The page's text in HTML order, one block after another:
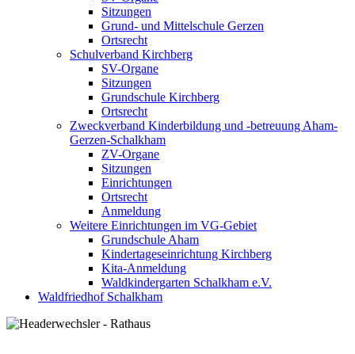
Sitzungen
Grund- und Mittelschule Gerzen
Ortsrecht
Schulverband Kirchberg
SV-Organe
Sitzungen
Grundschule Kirchberg
Ortsrecht
Zweckverband Kinderbildung und -betreuung Aham-
Gerzen-Schalkham
ZV-Organe
Sitzungen
Einrichtungen
Ortsrecht
Anmeldung
Weitere Einrichtungen im VG-Gebiet
Grundschule Aham
Kindertageseinrichtung Kirchberg
Kita-Anmeldung
Waldkindergarten Schalkham e.V.
Waldfriedhof Schalkham